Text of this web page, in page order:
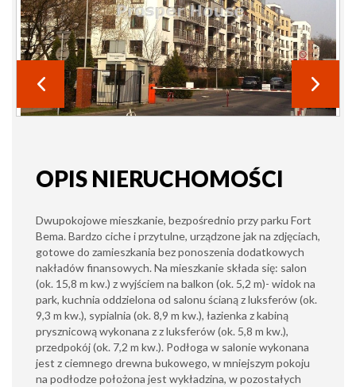
OPIS NIERUCHOMOŚCI
Dwupokojowe mieszkanie, bezpośrednio przy parku Fort
Bema. Bardzo ciche i przytulne, urządzone jak na zdjęciach,
gotowe do zamieszkania bez ponoszenia dodatkowych
nakładów finansowych. Na mieszkanie składa się: salon
(ok. 15,8 m kw.) z wyjściem na balkon (ok. 5,2 m)- widok na
park, kuchnia oddzielona od salonu ścianą z luksferów (ok.
9,3 m kw.), sypialnia (ok. 8,9 m kw.), łazienka z kabiną
prysznicową wykonana z z luksferów (ok. 5,8 m kw.),
przedpokój (ok. 7,2 m kw.). Podłoga w salonie wykonana
jest z ciemnego drewna bukowego, w mniejszym pokoju
na podłodze położona jest wykładzina, w pozostałych